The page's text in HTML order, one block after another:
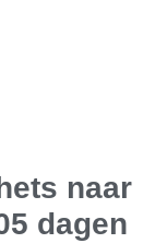
naar
dagen